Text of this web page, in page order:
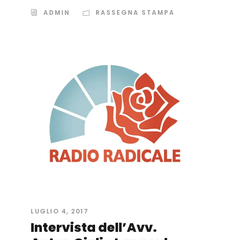
ADMIN RASSEGNA STAMPA
LUGLIO 4, 2017
Intervista dell’Avv.